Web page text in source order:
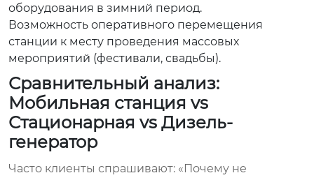
оборудования в зимний период.
Возможность оперативного перемещения
станции к месту проведения массовых
мероприятий (фестивали, свадьбы).
Сравнительный анализ:
Мобильная станция vs
Стационарная vs Дизель-
генератор
Часто клиенты спрашивают: «Почему не